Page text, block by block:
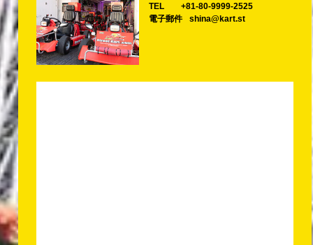
TEL
+81-80-9999-2525
電子郵件
shina@kart.st